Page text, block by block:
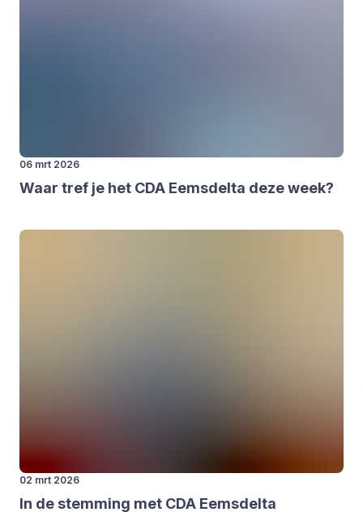
06 mrt 2026
Waar tref je het CDA Eems­del­ta deze week?
02 mrt 2026
In de stem­ming met CDA Eems­del­ta